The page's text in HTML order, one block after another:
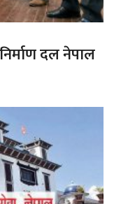
दल नेपाल